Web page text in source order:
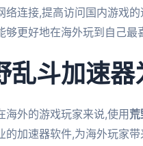
络连接,提高访问国内游戏
够更好地在海外玩到自己最
乱斗加速器
海外的游戏玩家来说,使用
的加速器软件,为海外玩家